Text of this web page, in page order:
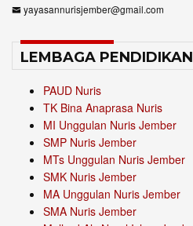
yayasannurisjember@gmail.com
LEMBAGA PENDIDIKAN
PAUD Nuris
TK Bina Anaprasa Nuris
MI Unggulan Nuris Jember
SMP Nuris Jember
MTs Unggulan Nuris Jember
SMK Nuris Jember
MA Unggulan Nuris Jember
SMA Nuris Jember